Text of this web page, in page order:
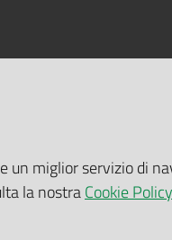
Tempi di attesa Emilia-
un miglior servizio di
la nostraCookie Policy